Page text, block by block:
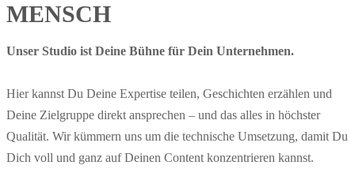
MENSCH
Unser Studio ist Deine Bühne für Dein Unternehmen.
Hier kannst Du Deine Expertise teilen, Geschichten erzählen und
Deine Zielgruppe direkt ansprechen – und das alles in höchster
Qualität. Wir kümmern uns um die technische Umsetzung, damit Du
Dich voll und ganz auf Deinen Content konzentrieren kannst.